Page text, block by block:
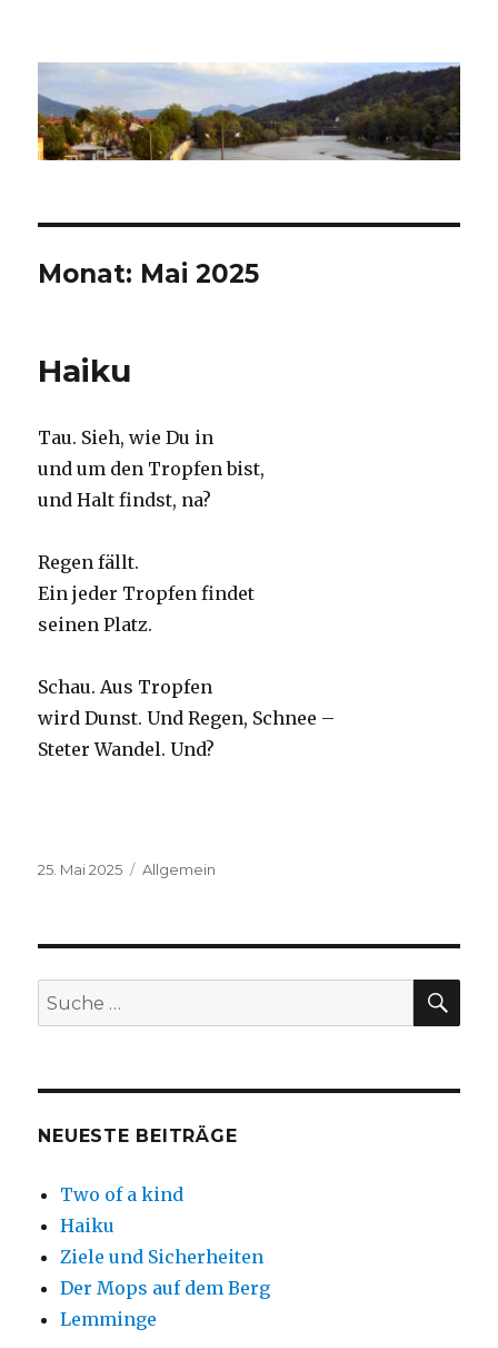
Nekkar
Monat: Mai 2025
Haiku
Tau. Sieh, wie Du in
und um den Tropfen bist,
und Halt findst, na?
Regen fällt.
Ein jeder Tropfen findet
seinen Platz.
Schau. Aus Tropfen
wird Dunst. Und Regen, Schnee –
Steter Wandel. Und?
Veröffentlicht
25. Mai 2025 Kategorien
Allgemein
Suche
nach:
NEUESTE BEITRÄGE
Two of a kind
Haiku
Ziele und Sicherheiten
Der Mops auf dem Berg
Lemminge